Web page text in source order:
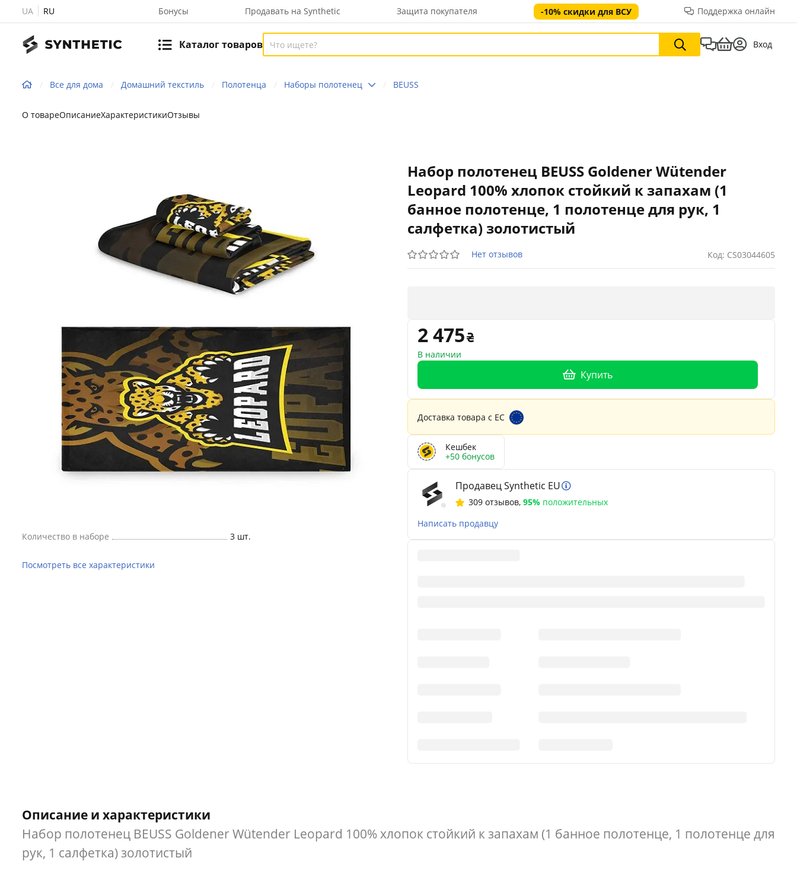
UA RU Бонусы Продавать на Synthetic Защита покупателя -10% скидки для ВСУ Поддержка онлайн
Каталог товаров Вход
Все для дома Домашний текстиль Полотенца Наборы полотенец BEUSS
О товареОписаниеХарактеристикиОтзывы
Набор полотенец BEUSS Goldener Wütender
Leopard 100% хлопок стойкий к запахам (1
банное полотенце, 1 полотенце для рук, 1
салфетка) золотистый
Нет отзывов Код: CS03044605
Количество в наборе 3 шт.
Посмотреть все характеристики
2 475
В наличии
Купить
Доставка товара с ЕС
Кешбек
+50 бонусов
Продавец Synthetic EU
309 отзывов, 95% положительных
Написать продавцу
Описание и характеристики
Набор полотенец BEUSS Goldener Wütender Leopard 100% хлопок стойкий к запахам (1 банное полотенце, 1 полотенце для
рук, 1 салфетка) золотистый